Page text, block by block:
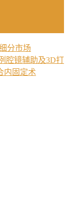
分市场
腔镜辅助及3D打
内固定术